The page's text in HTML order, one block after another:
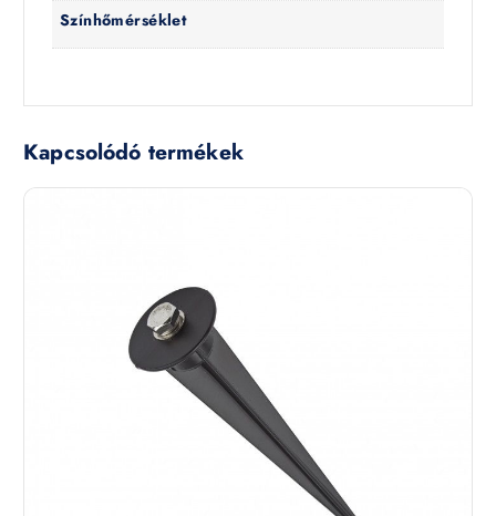
Színhőmérséklet
Kapcsolódó termékek